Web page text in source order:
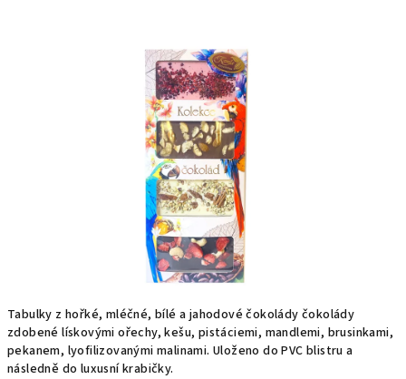
Tabulky z hořké, mléčné, bílé a jahodové čokolády čokolády
zdobené lískovými ořechy, kešu, pistáciemi, mandlemi, brusinkami,
pekanem, lyofilizovanými malinami. Uloženo do PVC blistru a
následně do luxusní krabičky.
hvězdiček.